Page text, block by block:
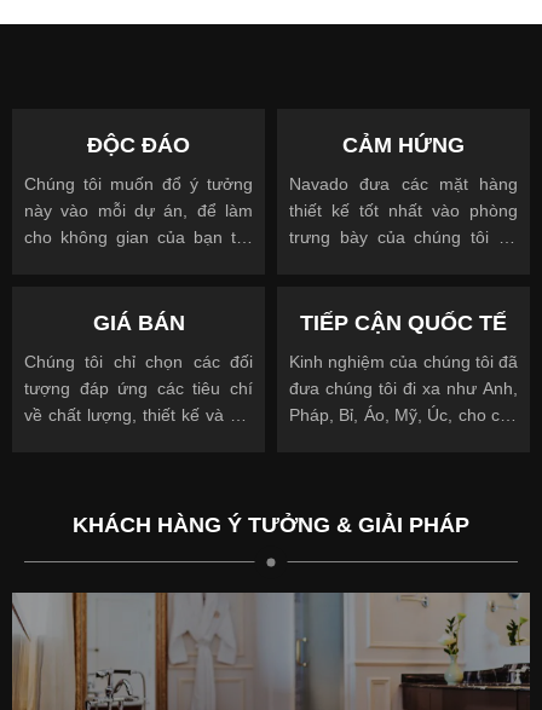
ĐỘC ĐÁO
Chúng tôi muốn đổ ý tưởng
này vào mỗi dự án, để làm
cho không gian của bạn trở
CẢM HỨNG
Navado đưa các mặt hàng
thiết kế tốt nhất vào phòng
trưng bày của chúng tôi để
GIÁ BÁN
Chúng tôi chỉ chọn các đối
tượng đáp ứng các tiêu chí
về chất lượng, thiết kế và giá
TIẾP CẬN QUỐC TẾ
Kinh nghiệm của chúng tôi đã
đưa chúng tôi đi xa như Anh,
Pháp, Bỉ, Áo, Mỹ, Úc, cho các
KHÁCH HÀNG Ý TƯỞNG & GIẢI PHÁP